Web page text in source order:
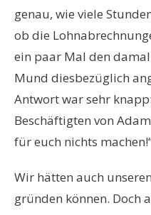
genau, wie viele
ob die
ein paar Mal den
Mund diesbezüglich
Antwort war sehr
Beschäftigten von
für euch nichts
Wir hätten auch
gründen können. Doch